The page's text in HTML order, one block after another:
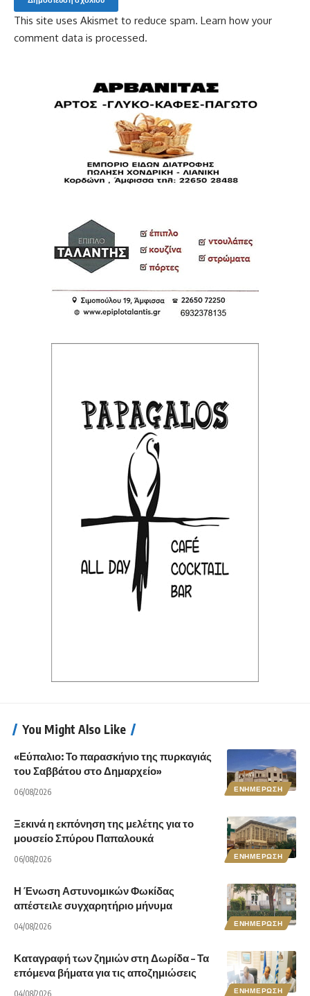
This site uses Akismet to reduce spam. Learn how your
comment data is processed.
You Might Also Like
ΕΝΗΜΕΡΩΣΗ
«Εύπαλιο: Το παρασκήνιο της πυρκαγιάς
του Σαββάτου στο Δημαρχείο»
06/08/2026
ΕΝΗΜΕΡΩΣΗ
Ξεκινά η εκπόνηση της μελέτης για το
μουσείο Σπύρου Παπαλουκά
06/08/2026
ΕΝΗΜΕΡΩΣΗ
Η Ένωση Αστυνομικών Φωκίδας
απέστειλε συγχαρητήριο μήνυμα
04/08/2026
ΕΝΗΜΕΡΩΣΗ
Καταγραφή των ζημιών στη Δωρίδα – Τα
επόμενα βήματα για τις αποζημιώσεις
04/08/2026